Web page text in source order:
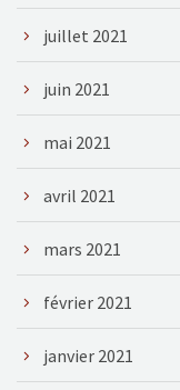
juillet 2021
juin 2021
mai 2021
avril 2021
mars 2021
février 2021
janvier 2021